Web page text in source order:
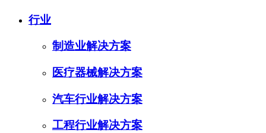
行业
制造业解决方案
医疗器械解决方案
汽车行业解决方案
工程行业解决方案